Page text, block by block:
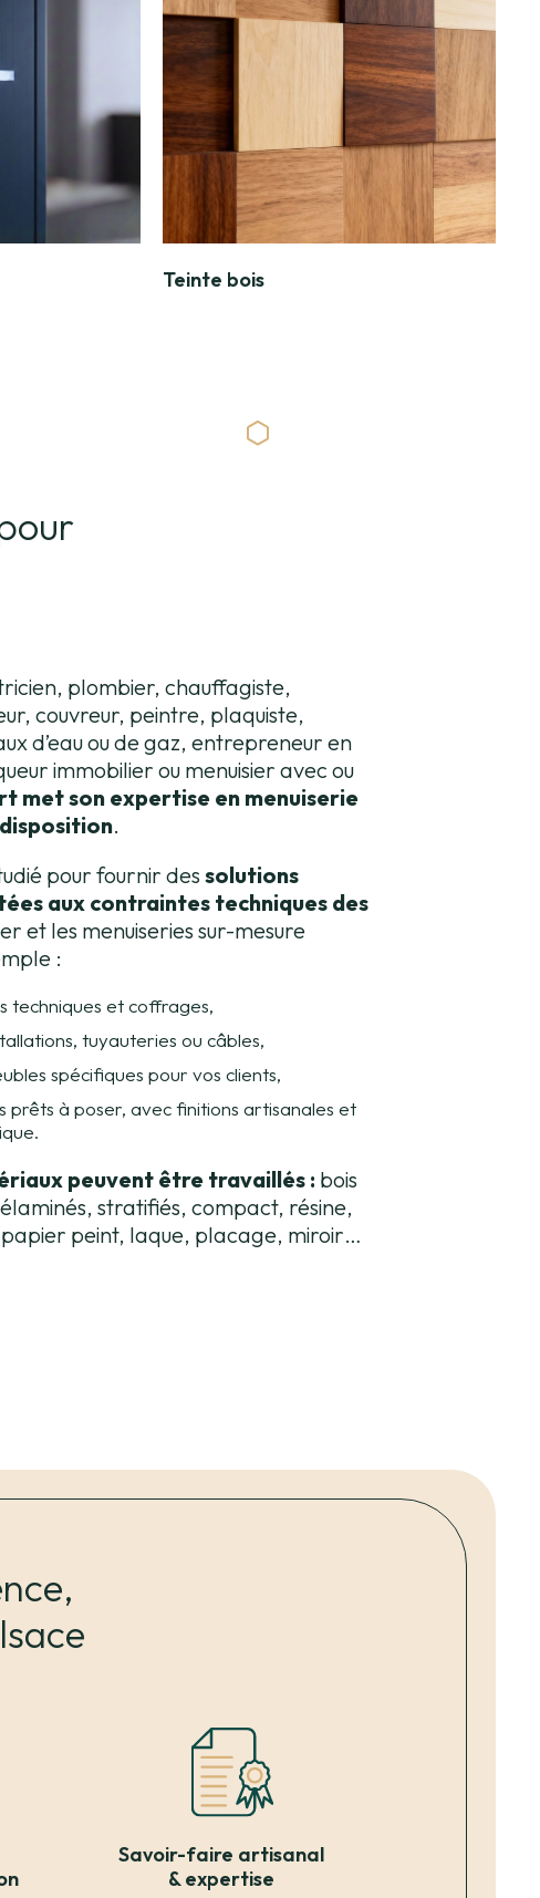
Teinte bois
plombier, chauffagiste,
couvreur, peintre, plaquiste,
d’eau ou de gaz, entrepreneur en
immobilier ou menuisier avec ou
met son expertise en menuiserie
.
pour fournir des solutions
aux contraintes techniques des
et les menuiseries sur-mesure
:
techniques et coffrages,
tuyauteries ou câbles,
spécifiques pour vos clients,
prêts à poser, avec finitions artisanales et
peuvent être travaillés : bois
stratifiés, compact, résine,
papier peint, laque, placage, miroir…
Savoir-faire artisanal
& expertise